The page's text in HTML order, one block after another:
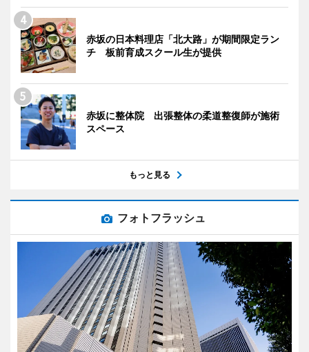
赤坂の日本料理店「北大路」が期間限定ラン
チ 板前育成スクール生が提供
赤坂に整体院 出張整体の柔道整復師が施術
スペース
もっと見る
フォトフラッシュ